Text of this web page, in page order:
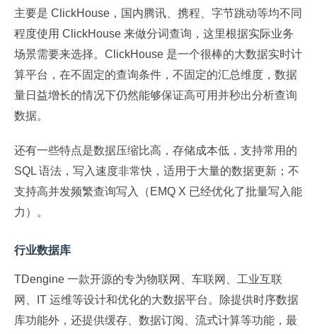
主要是 ClickHouse，国内腾讯、携程、字节跳动等均不同
程度使用 ClickHouse 来做分词查询，这里根据实际业务
场景需要来选择。ClickHouse 是一个很棒的大数据实时计
算平台，在不固定的查询条件，不固定的汇总维度，数据
量日益增长的情况下仍然能够保证高可用并秒出分析查询
数据。
还有一些特点是数据压缩比高，存储成本低，支持常用的
SQL 语法，写入速度非常快，适用于大量的数据更新；不
支持高并发频繁查询写入（EMQ X 已经优化了批量写入能
力）。
行业数据库
TDengine 一款开源的专为物联网、车联网、工业互联
网、IT 运维等设计和优化的大数据平台。除提供时序数据
库功能外，还提供缓存、数据订阅、流式计算等功能，最